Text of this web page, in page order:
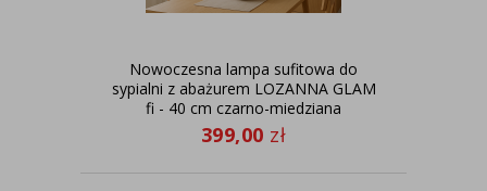
Nowoczesna lampa sufitowa do
sypialni z abażurem LOZANNA GLAM
fi - 40 cm czarno-miedziana
399,00 zł